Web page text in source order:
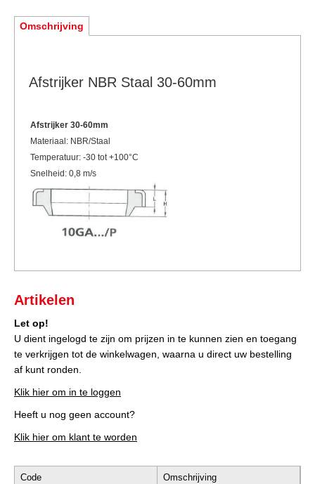
Omschrijving
Afstrijker NBR Staal 30-60mm
Afstrijker 30-60mm
Materiaal: NBR/Staal
Temperatuur: -30 tot +100°C
Snelheid: 0,8 m/s
Artikelen
Let op!
U dient ingelogd te zijn om prijzen in te kunnen zien en toegang
te verkrijgen tot de winkelwagen, waarna u direct uw bestelling
af kunt ronden.
Klik hier om in te loggen
Heeft u nog geen account?
Klik hier om klant te worden
Code Omschrijving